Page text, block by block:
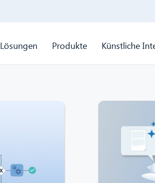
Lösungen Produkte Künstliche